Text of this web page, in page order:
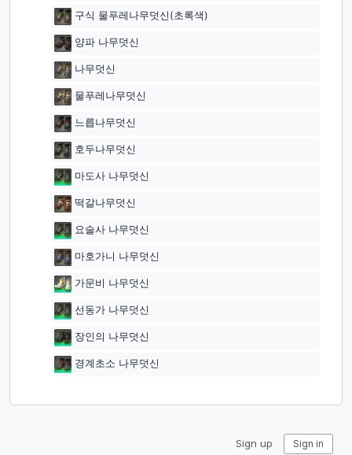
구식 물푸레나무덧신(초록색)
양파 나무덧신
나무덧신
물푸레나무덧신
느릅나무덧신
호두나무덧신
마도사 나무덧신
떡갈나무덧신
요술사 나무덧신
마호가니 나무덧신
가문비 나무덧신
선동가 나무덧신
장인의 나무덧신
경계초소 나무덧신